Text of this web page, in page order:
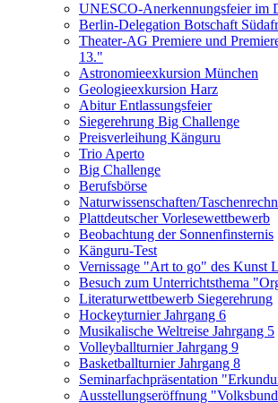
UNESCO-Anerkennungsfeier im
Berlin-Delegation Botschaft
Theater-AG Premiere und
13."
Astronomieexkursion München
Geologieexkursion Harz
Abitur Entlassungsfeier
Siegerehrung Big Challenge
Preisverleihung Känguru
Trio Aperto
Big Challenge
Berufsbörse
Naturwissenschaften/
Plattdeutscher Vorlesewettbewerb
Beobachtung der Sonnenfinsternis
Känguru-Test
Vernissage "Art to go" des Kunst
Besuch zum Unterrichtsthema
Literaturwettbewerb Siegerehrung
Hockeyturnier Jahrgang 6
Musikalische Weltreise Jahrgang 5
Volleyballturnier Jahrgang 9
Basketballturnier Jahrgang 8
Seminarfachpräsentation
Ausstellungseröffnung